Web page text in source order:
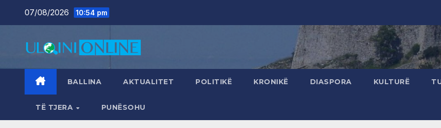
07/08/2026 10:54 pm
BALLINA AKTUALITET POLITIKË KRONIKË DIASPORA KULTURË
TË TJERA PUNËSOHU